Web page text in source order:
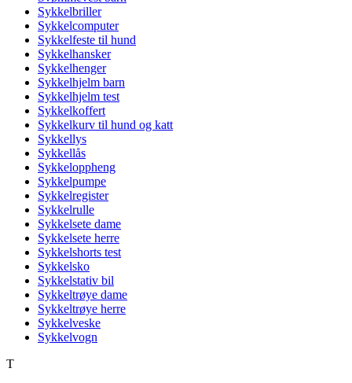
Sykkelbriller
Sykkelcomputer
Sykkelfeste til hund
Sykkelhansker
Sykkelhenger
Sykkelhjelm barn
Sykkelhjelm test
Sykkelkoffert
Sykkelkurv til hund og katt
Sykkellys
Sykkellås
Sykkeloppheng
Sykkelpumpe
Sykkelregister
Sykkelrulle
Sykkelsete dame
Sykkelsete herre
Sykkelshorts test
Sykkelsko
Sykkelstativ bil
Sykkeltrøye dame
Sykkeltrøye herre
Sykkelveske
Sykkelvogn
T